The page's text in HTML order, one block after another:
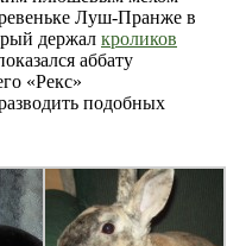
Луш-Пранже в
держал кроликов
аббату
«Рекс»
подобных